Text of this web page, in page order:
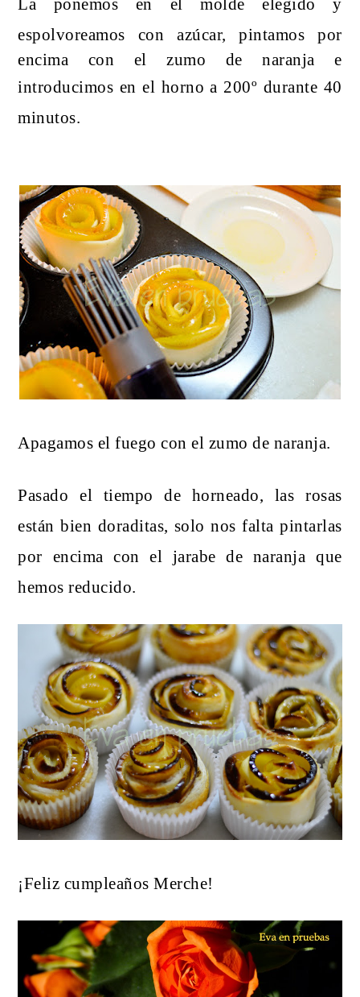
La ponemos en el molde elegido y
espolvoreamos con azúcar,pintamos por
encima con el zumo de naranja e
introducimos en el horno a 200º durante 40
minutos.
Apagamos el fuego con el zumo de naranja.
Pasado el tiempo de horneado, las rosas
están bien doraditas, solo nos falta pintarlas
por encima con el jarabe de naranja que
hemos reducido.
¡Feliz cumpleaños Merche!